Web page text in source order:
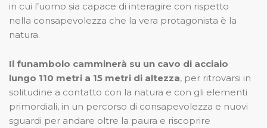
in cui l’uomo sia capace di interagire con rispetto
nella consapevolezza che la vera protagonista è la
natura.
Il funambolo camminerà su un cavo di acciaio
lungo 110 metri a 15 metri di altezza, per ritrovarsi in
solitudine a contatto con la natura e con gli elementi
primordiali, in un percorso di consapevolezza e nuovi
sguardi per andare oltre la paura e riscoprire